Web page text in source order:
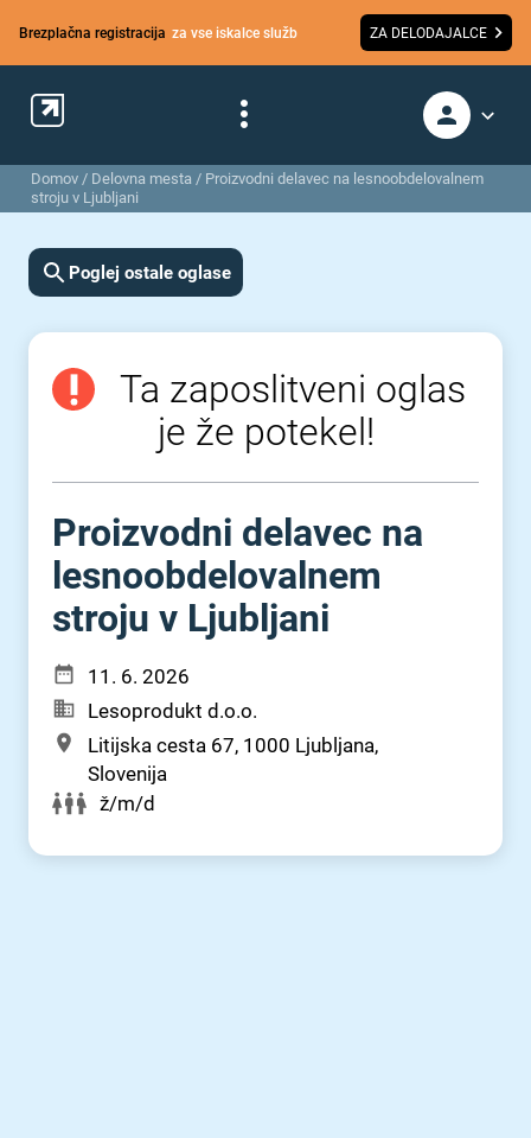
Brezplačna registracija za vse iskalce služb ZA DELODAJALCE
Domov / Delovna mesta / Proizvodni delavec na lesnoobdelovalnem
stroju v Ljubljani
Poglej ostale oglase
Ta zaposlitveni oglas
je že potekel!
Proizvodni delavec na
lesnoobdelovalnem
stroju v Ljubljani
11. 6. 2026
Lesoprodukt d.o.o.
Litijska cesta 67, 1000 Ljubljana,
Slovenija
ž/m/d